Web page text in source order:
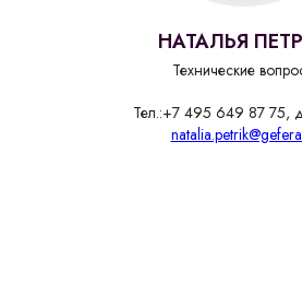
НАТАЛЬЯ
Технические
Тел.:+7 495 649 87 75,